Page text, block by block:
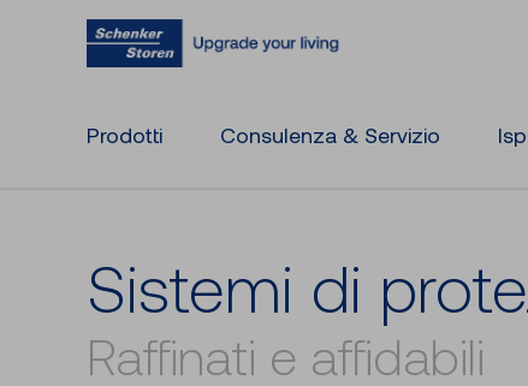
Prodotti Consulenza & Servizio
Si­ste­mi di
Raffinati e affidabili